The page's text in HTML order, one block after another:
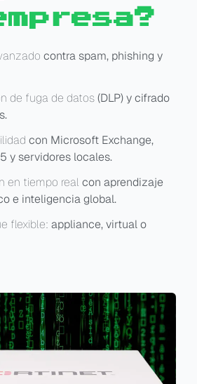
contra spam, phishing y
de fuga de datos(DLP) y cifrado
con Microsoft Exchange,
y servidores locales.
en tiempo real con aprendizaje
e inteligencia global.
flexible: appliance, virtual o